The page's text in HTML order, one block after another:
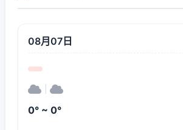
08月07日
0° ~ 0°